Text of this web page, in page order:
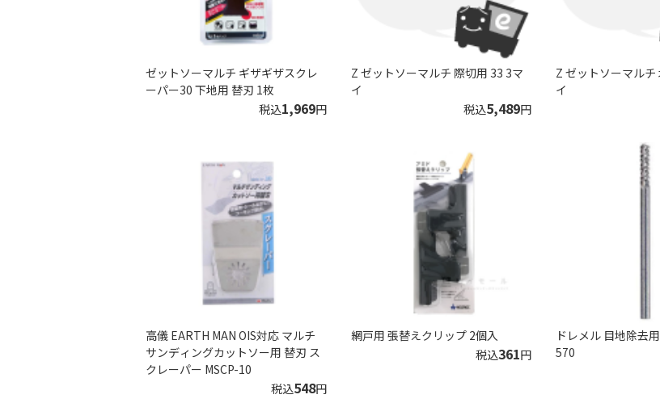
ゼットソーマルチ ギザギザスクレ
ーパー30 下地用 替刃 1枚
税込1,969円
Z ゼットソーマルチ 際切用 33 3マ
イ
税込5,489円
Z ゼットソーマルチ
イ
高儀 EARTH MAN OIS対応 マルチ
サンディングカットソー用 替刃 ス
クレーパー MSCP-10
税込548円
網戸用 張替えクリップ 2個入
税込361円
ドレメル 目地除去
570